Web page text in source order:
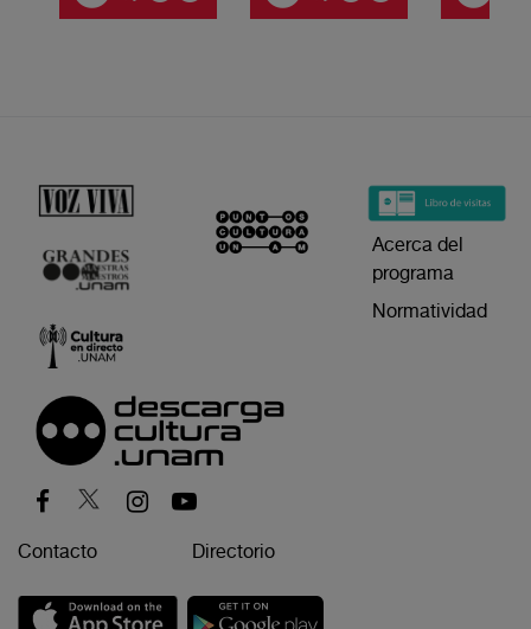
Acerca del
programa
Normatividad
Contacto Directorio